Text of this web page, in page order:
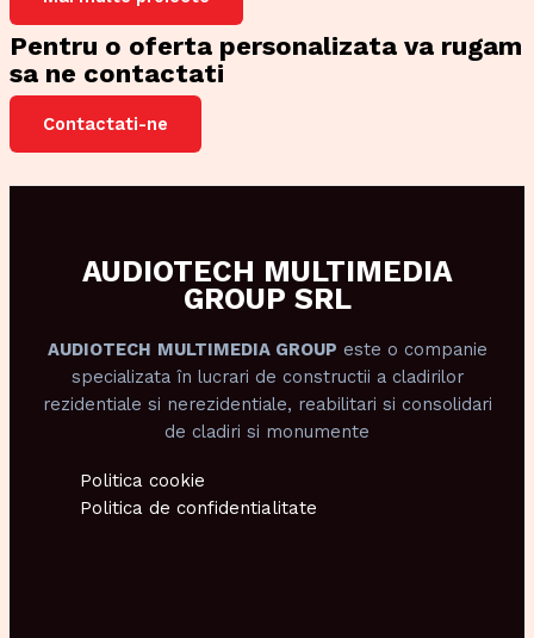
Pentru o oferta personalizata va rugam
sa ne contactati
Contactati-ne
AUDIOTECH MULTIMEDIA
GROUP SRL
AUDIOTECH MULTIMEDIA GROUP este o companie
specializata în lucrari de constructii a cladirilor
rezidentiale si nerezidentiale, reabilitari si consolidari
de cladiri si monumente
Politica cookie
Politica de confidentialitate